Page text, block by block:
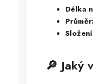
Délka
Průměr:
🔎 Jaký